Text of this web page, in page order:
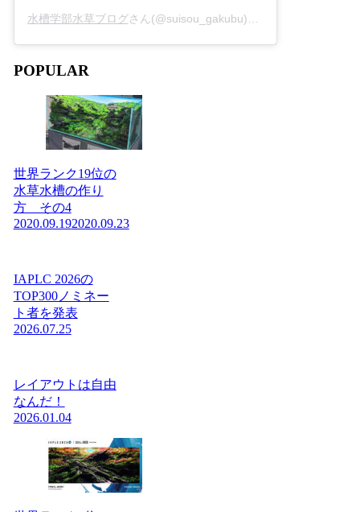
水槽学部水草ブログさん(@suisou_gakubu)がシェアした投稿 -
POPULAR
世界ランク19位の
水草水槽の作り
方 その4
2020.09.192020.09.23
IAPLC 2026の
TOP300ノミネー
ト者を発表
2026.07.25
レイアウトは自由
なんだ！
2026.01.04